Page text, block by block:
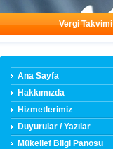
Vergi Takvimi
Ana Sayfa
Hakkımızda
Hizmetlerimiz
Duyurular / Yazılar
Mükellef Bilgi Panosu